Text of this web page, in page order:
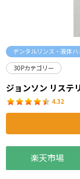
デンタルリンス・液体ハ
30Pカテゴリー
ジョンソン リステ
4.32
楽天市場